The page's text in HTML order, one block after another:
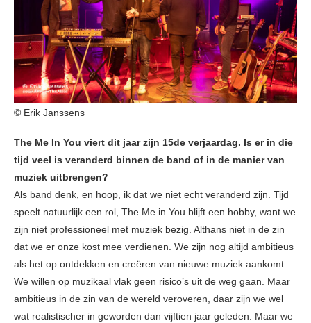
© Erik Janssens
The Me In You viert dit jaar zijn 15de verjaardag. Is er in die
tijd veel is veranderd binnen de band of in de manier van
muziek uitbrengen?
Als band denk, en hoop, ik dat we niet echt veranderd zijn. Tijd
speelt natuurlijk een rol, The Me in You blijft een hobby, want we
zijn niet professioneel met muziek bezig. Althans niet in de zin
dat we er onze kost mee verdienen. We zijn nog altijd ambitieus
als het op ontdekken en creëren van nieuwe muziek aankomt.
We willen op muzikaal vlak geen risico’s uit de weg gaan. Maar
ambitieus in de zin van de wereld veroveren, daar zijn we wel
wat realistischer in geworden dan vijftien jaar geleden. Maar we